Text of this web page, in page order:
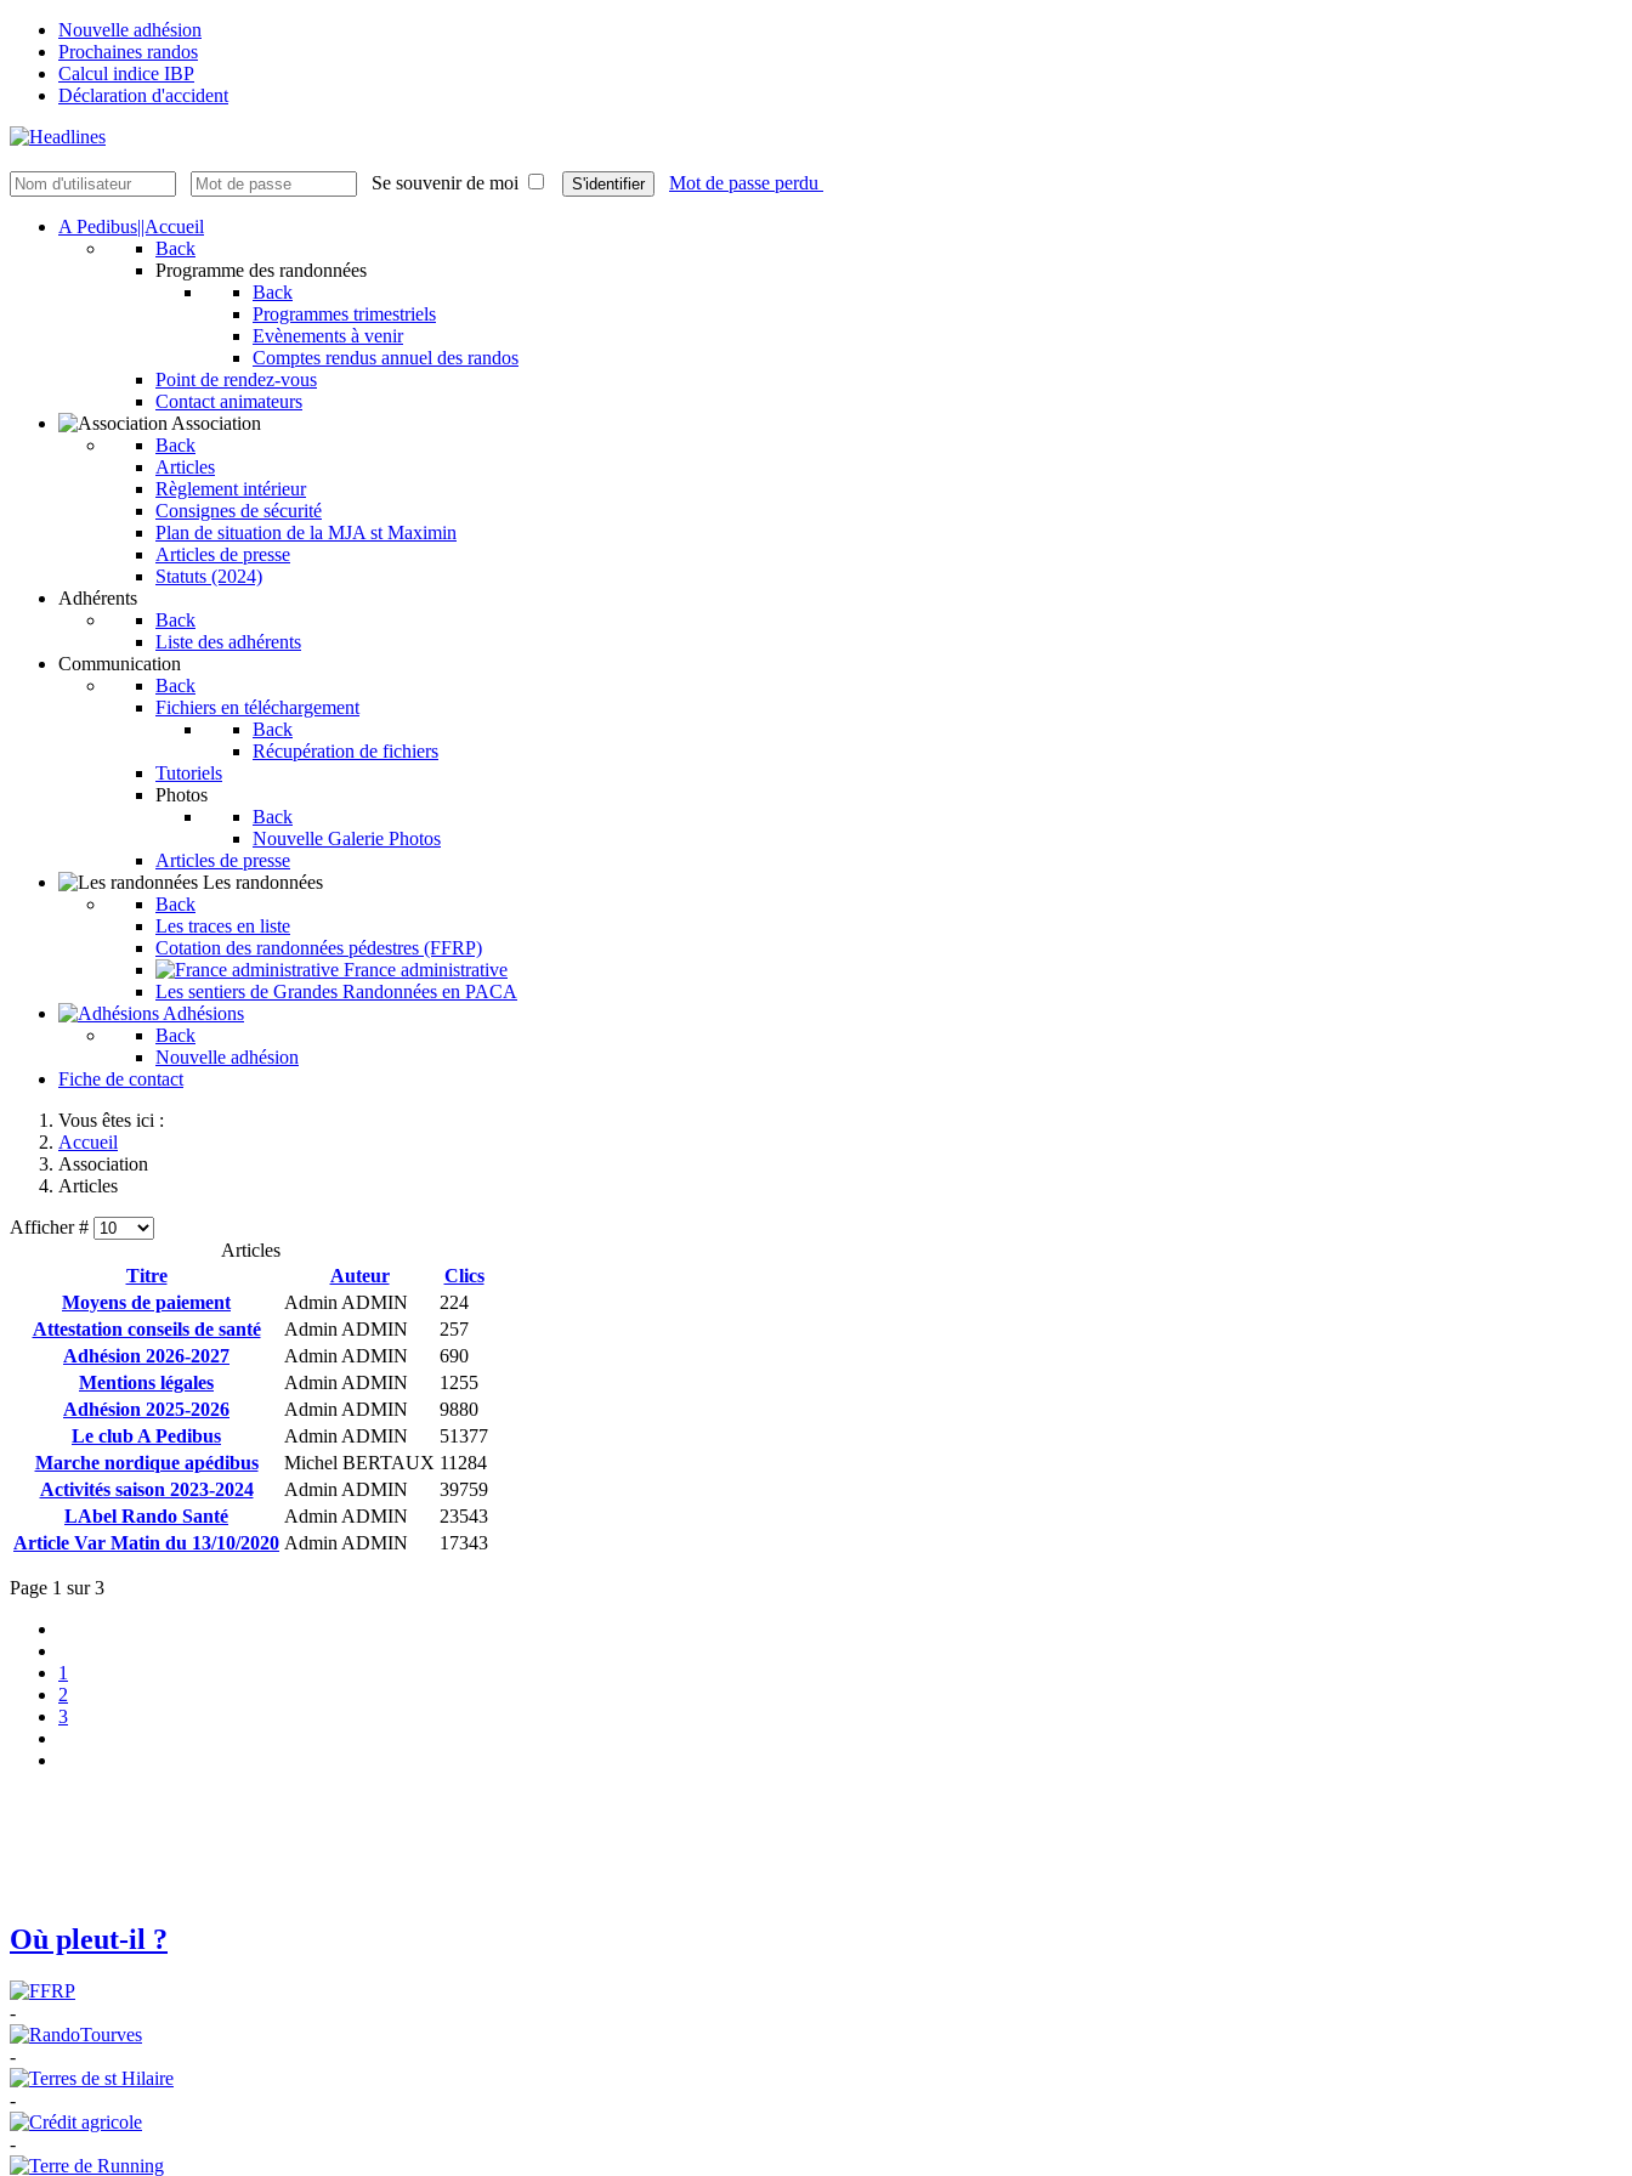
Nouvelle adhésion
Prochaines randos
Calcul indice IBP
Déclaration d'accident
Se souvenir de moi S'identifier Mot de passe perdu
A Pedibus||Accueil
Back
Programme des randonnées
Back
Programmes trimestriels
Evènements à venir
Comptes rendus annuel des randos
Point de rendez-vous
Contact animateurs
Association
Back
Articles
Règlement intérieur
Consignes de sécurité
Plan de situation de la MJA st Maximin
Articles de presse
Statuts (2024)
Adhérents
Back
Liste des adhérents
Communication
Back
Fichiers en téléchargement
Back
Récupération de fichiers
Tutoriels
Photos
Back
Nouvelle Galerie Photos
Articles de presse
Les randonnées
Back
Les traces en liste
Cotation des randonnées pédestres (FFRP)
France administrative
Les sentiers de Grandes Randonnées en PACA
Adhésions
Back
Nouvelle adhésion
Fiche de contact
Vous êtes ici :
Accueil
Association
Articles
Afficher #
Articles
Titre
Auteur
Clics
Moyens de paiement
Admin ADMIN
224
Attestation conseils de santé
Admin ADMIN
257
Adhésion 2026-2027
Admin ADMIN
690
Mentions légales
Admin ADMIN
1255
Adhésion 2025-2026
Admin ADMIN
9880
Le club A Pedibus
Admin ADMIN
51377
Marche nordique apédibus
Michel BERTAUX 11284
Activités saison 2023-2024
Admin ADMIN
39759
LAbel Rando Santé
Admin ADMIN
23543
Article Var Matin du 13/10/2020 Admin ADMIN 17343
Page 1 sur 3
1
2
3
Où pleut-il ?
-
-
-
-